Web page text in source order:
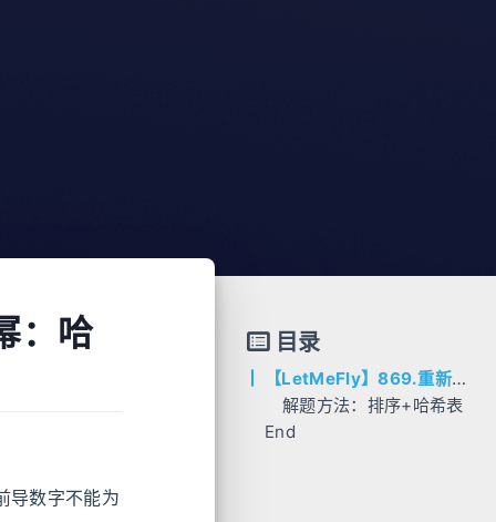
：哈
导数字不能为
目录
【LetMeFly】869.重新排序得到 2 的幂：哈希表+排序（一次初始化）
解题方法：排序+哈希表
End